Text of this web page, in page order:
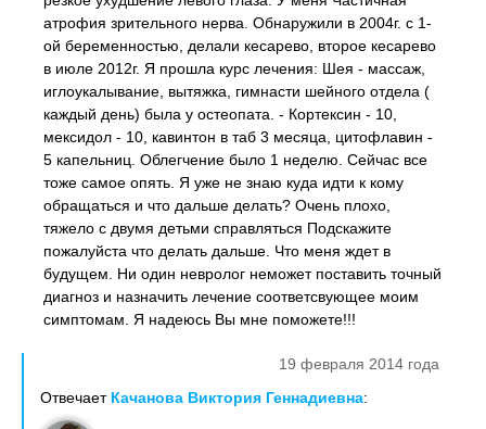
атрофия зрительного нерва. Обнаружили в 2004г. с 1-
ой беременностью, делали кесарево, второе кесарево
в июле 2012г. Я прошла курс лечения: Шея - массаж,
иглоукалывание, вытяжка, гимнасти шейного отдела (
каждый день) была у остеопата. - Кортексин - 10,
мексидол - 10, кавинтон в таб 3 месяца, цитофлавин -
5 капельниц. Облегчение было 1 неделю. Сейчас все
тоже самое опять. Я уже не знаю куда идти к кому
обращаться и что дальше делать? Очень плохо,
тяжело с двумя детьми справляться Подскажите
пожалуйста что делать дальше. Что меня ждет в
будущем. Ни один невролог неможет поставить точный
диагноз и назначить лечение соответсвующее моим
симптомам. Я надеюсь Вы мне поможете!!!
19 февраля 2014 года
Отвечает Качанова Виктория Геннадиевна: